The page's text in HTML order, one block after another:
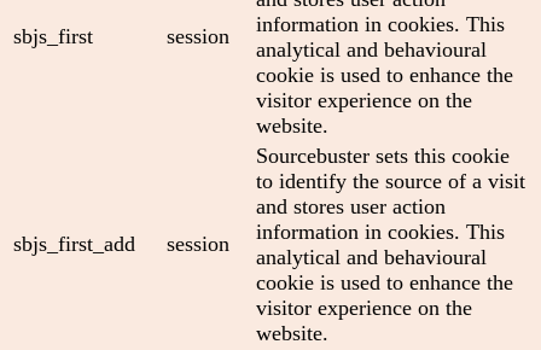
sbjs_first session
information in cookies. This
analytical and behavioural
cookie is used to enhance the
visitor experience on the
website.
sbjs_first_add session
Sourcebuster sets this cookie
to identify the source of a visit
and stores user action
information in cookies. This
analytical and behavioural
cookie is used to enhance the
visitor experience on the
website.